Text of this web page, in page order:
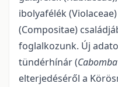
ibolyafélék
(Compositae)
foglalkozunk. Új
tündérhínár (
elterjedéséről a